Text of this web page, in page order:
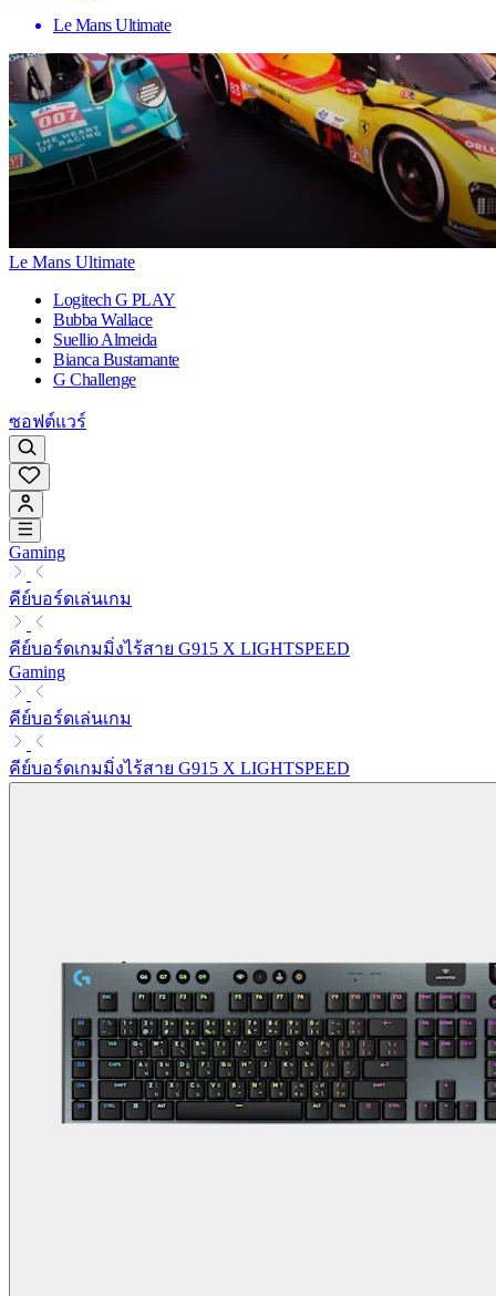
Le Mans Ultimate
Le Mans Ultimate
Logitech G PLAY
Bubba Wallace
Suellio Almeida
Bianca Bustamante
G Challenge
ซอฟต์แวร์
Gaming
คีย์บอร์ดเล่นเกม
คีย์บอร์ดเกมมิ่งไร้สาย G915 X LIGHTSPEED
Gaming
คีย์บอร์ดเล่นเกม
คีย์บอร์ดเกมมิ่งไร้สาย G915 X LIGHTSPEED